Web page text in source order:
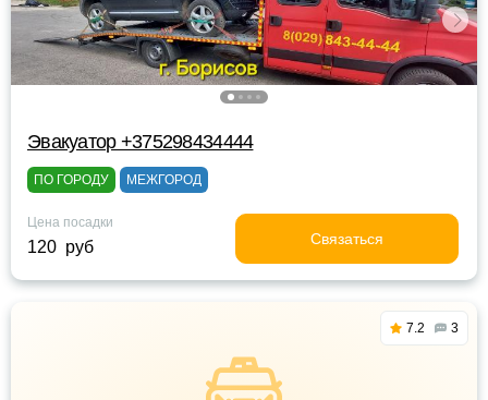
Эвакуатор +375298434444
ПО ГОРОДУ МЕЖГОРОД
Цена посадки
120 руб Связаться
7.2 3